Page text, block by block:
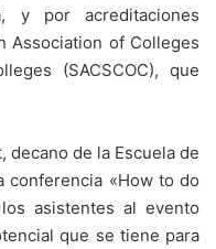
por acreditaciones
Association of Colleges
(SACSCOC), que
decano de la Escuela de
conferencia «How to do
asistentes al evento
que se tiene para